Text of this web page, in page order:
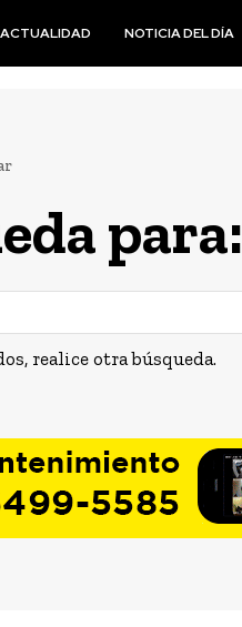
ACTUALIDAD NOTICIA DEL DÍA
para:
realice otra búsqueda.